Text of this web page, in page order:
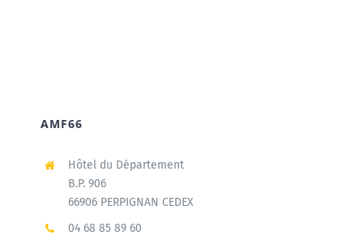
AMF66
Hôtel du Département
B.P. 906
66906 PERPIGNAN CEDEX
04 68 85 89 60